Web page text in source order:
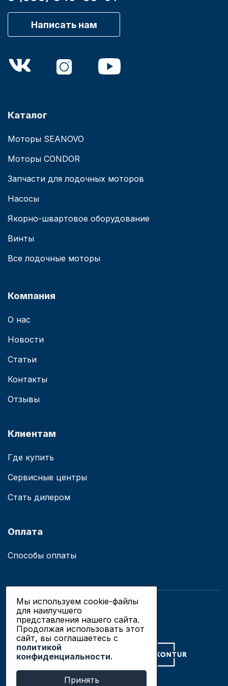
Написать нам
Каталог
Моторы SEANOVO
Моторы CONDOR
Запчасти для лодочных моторов
Насосы
Якорно-швартовое оборудование
Винты
Все лодочные моторы
Компания
О нас
Новости
Статьи
Контакты
Отзывы
Клиентам
Где купить
Сервисные центры
Стать дилером
Оплата
Способы оплаты
© 2019 - 2026 ООО «Сианово»
Политика конфиденциальности
Разработка сайтов в Новосибирске
Продвижение сайтов
Мы используем cookie-файлы
для наилучшего
представления нашего сайта.
Продолжая использовать этот
сайт, вы соглашаетесь c
политикой
конфиденциальности.
Принять